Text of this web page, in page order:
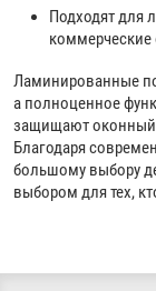
Подходят для
коммерческие
Ламинированные
а полноценное
защищают оконный
Благодаря
большому выбору
выбором для тех,